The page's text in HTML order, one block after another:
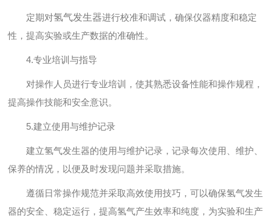
定期对氢气发生器进行校准和调试，确保仪器精度和稳定
性，提高实验或生产数据的准确性。
4.专业培训与指导
对操作人员进行专业培训，使其熟悉设备性能和操作规程，
提高操作技能和安全意识。
5.建立使用与维护记录
建立氢气发生器的使用与维护记录，记录每次使用、维护、
保养的情况，以便及时发现问题并采取措施。
遵循日常操作规范并采取高效使用技巧，可以确保氢气发生
器的安全、稳定运行，提高氢气产生效率和纯度，为实验和生产